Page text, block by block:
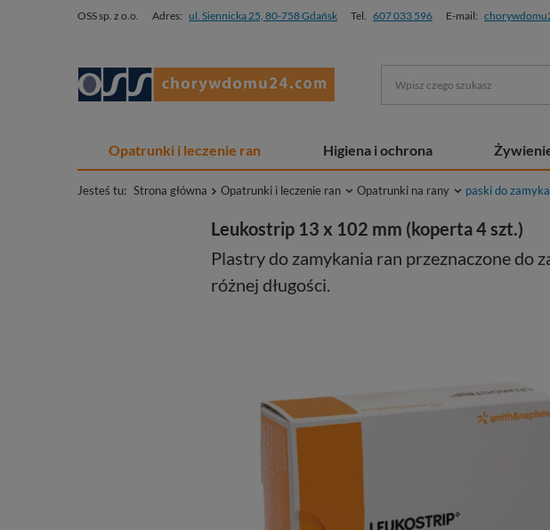
OSS sp. z o.o. Adres: ul. Siennicka 25, 80-758 Gdańsk Tel. 607 033 596 E-mail:
Opatrunki i leczenie ran Higiena i ochrona
Jesteś tu: Strona główna Opatrunki i leczenie ran Opatrunki na rany paski do
Leukostrip 13 x 102 mm (koperta 4 szt.)
Plastry do zamykania ran przeznaczone do
różnej długości.